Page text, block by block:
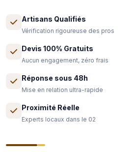
Artisans Qualifiés
Vérification rigoureuse des pros
Devis 100% Gratuits
Aucun engagement, zéro frais
Réponse sous 48h
Mise en relation ultra-rapide
Proximité Réelle
Experts locaux dans le 02